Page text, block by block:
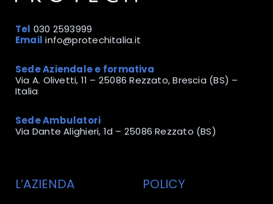
Tel 030 2593999
Email info@protechitalia.it
Sede Aziendale e formativa
Via A. Olivetti, 11 – 25086 Rezzato, Brescia (BS) –
Italia
Sede Ambulatori
Via Dante Alighieri, 1d – 25086 Rezzato (BS)
L’AZIENDA POLICY